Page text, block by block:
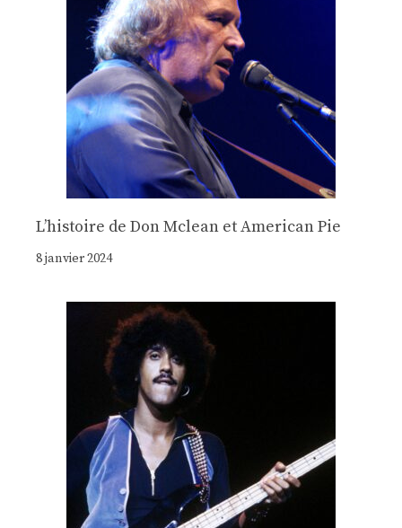
Lʼhistoire de Don Mclean et American Pie
8 janvier 2024